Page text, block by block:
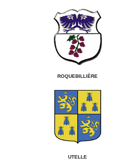
ROQUEBILLIÈRE
UTELLE